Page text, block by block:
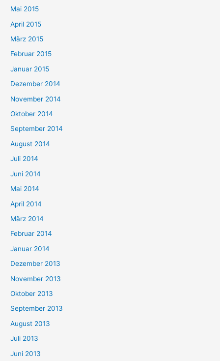
Mai 2015
April 2015
März 2015
Februar 2015
Januar 2015
Dezember 2014
November 2014
Oktober 2014
September 2014
August 2014
Juli 2014
Juni 2014
Mai 2014
April 2014
März 2014
Februar 2014
Januar 2014
Dezember 2013
November 2013
Oktober 2013
September 2013
August 2013
Juli 2013
Juni 2013